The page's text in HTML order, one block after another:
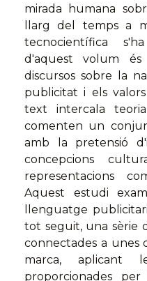
mirada humana
llarg del temps a
tecnocientífica
d'aquest volum és
discursos sobre la
publicitat i els
text intercala
comenten un
amb la pretensió
concepcions
representacions
Aquest estudi
llenguatge
tot seguit, una sèrie
connectades a unes
marca, aplicant
proporcionades